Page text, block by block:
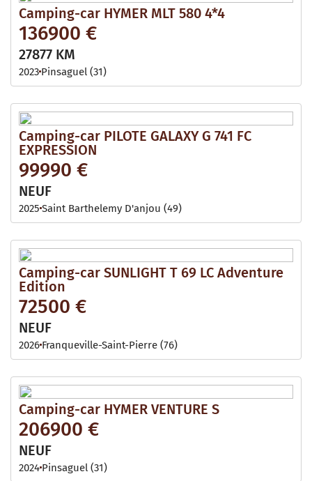
Camping-car HYMER MLT 580 4*4
136900 €
27877 KM
2023 Pinsaguel (31)
Camping-car PILOTE GALAXY G 741 FC
EXPRESSION
99990 €
NEUF
2025 Saint Barthelemy D'anjou (49)
Camping-car SUNLIGHT T 69 LC Adventure
Edition
72500 €
NEUF
2026 Franqueville-Saint-Pierre (76)
Camping-car HYMER VENTURE S
206900 €
NEUF
2024 Pinsaguel (31)